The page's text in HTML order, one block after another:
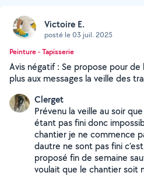
Victoire E.
posté le 03 juil. 2025
Peinture - Tapisserie
Avis négatif : Se propose pour
plus aux messages la veille des
Clerget
Prévenu la veille au soir
étant pas fini donc
chantier je ne commence
dautre ne sont pas fini
proposé fin de semaine
voulait que le chantier soit